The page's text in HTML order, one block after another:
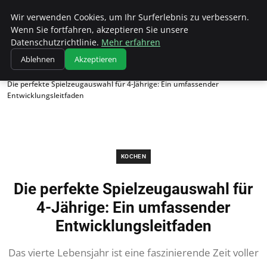
Wk Institut
Startseite
Kochen
Die perfekte Spielzeugauswahl für 4-Jährige: Ein umfassender
Entwicklungsleitfaden
KOCHEN
Die perfekte Spielzeugauswahl für
4-Jährige: Ein umfassender
Entwicklungsleitfaden
Das vierte Lebensjahr ist eine faszinierende Zeit voller
Wir verwenden Cookies, um Ihr Surferlebnis zu verbessern.
Wenn Sie fortfahren, akzeptieren Sie unsere
Datenschutzrichtlinie. Mehr erfahren
Ablehnen Akzeptieren